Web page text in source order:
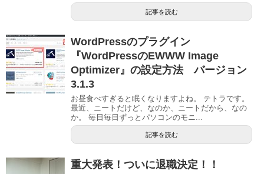
記事を読む
WordPressのプラグイン
『WordPressのEWWW Image
Optimizer』の設定方法 バージョン
3.1.3
お昼食べすぎると眠くなりますよね。 テトラです。
最近、ニートだけど、なのか、ニートだから、なの
か。 毎日毎日ずっとパソコンのモニ...
記事を読む
重大発表！ついに退職決定！！